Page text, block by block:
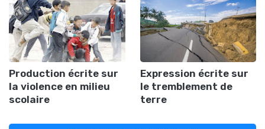
Production écrite sur
la violence en milieu
scolaire
Expression écrite sur
le tremblement de
terre